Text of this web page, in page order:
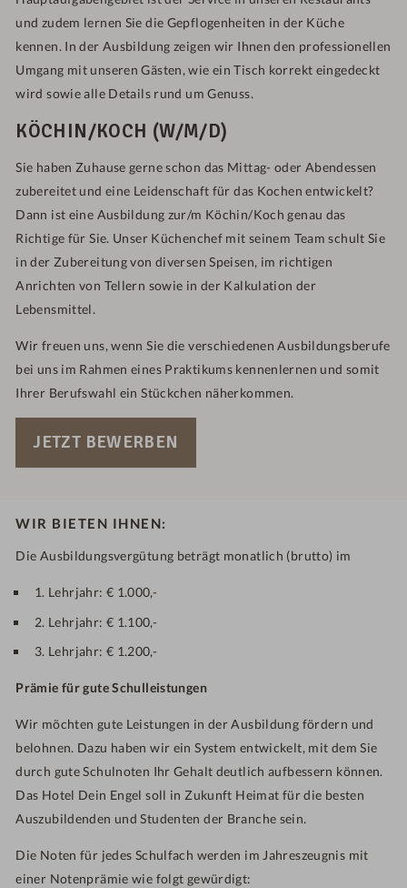
und zudem lernen Sie die Gepflogenheiten in der Küche
kennen. In der Ausbildung zeigen wir Ihnen den professionellen
Umgang mit unseren Gästen, wie ein Tisch korrekt eingedeckt
wird sowie alle Details rund um Genuss.
KÖCHIN/KOCH (W/M/D)
Sie haben Zuhause gerne schon das Mittag- oder Abendessen
zubereitet und eine Leidenschaft für das Kochen entwickelt?
Dann ist eine Ausbildung zur/m Köchin/Koch genau das
Richtige für Sie. Unser Küchenchef mit seinem Team schult Sie
in der Zubereitung von diversen Speisen, im richtigen
Anrichten von Tellern sowie in der Kalkulation der
Lebensmittel.
Wir freuen uns, wenn Sie die verschiedenen Ausbildungsberufe
bei uns im Rahmen eines Praktikums kennenlernen und somit
Ihrer Berufswahl ein Stückchen näherkommen.
JETZT BEWERBEN
WIR BIETEN IHNEN:
Die Ausbildungsvergütung beträgt monatlich (brutto) im
1. Lehrjahr: € 1.000,-
2. Lehrjahr: € 1.100,-
3. Lehrjahr: € 1.200,-
Prämie für gute Schulleistungen
Wir möchten gute Leistungen in der Ausbildung fördern und
belohnen. Dazu haben wir ein System entwickelt, mit dem Sie
durch gute Schulnoten Ihr Gehalt deutlich aufbessern können.
Das Hotel Dein Engel soll in Zukunft Heimat für die besten
Auszubildenden und Studenten der Branche sein.
Die Noten für jedes Schulfach werden im Jahreszeugnis mit
einer Notenprämie wie folgt gewürdigt: